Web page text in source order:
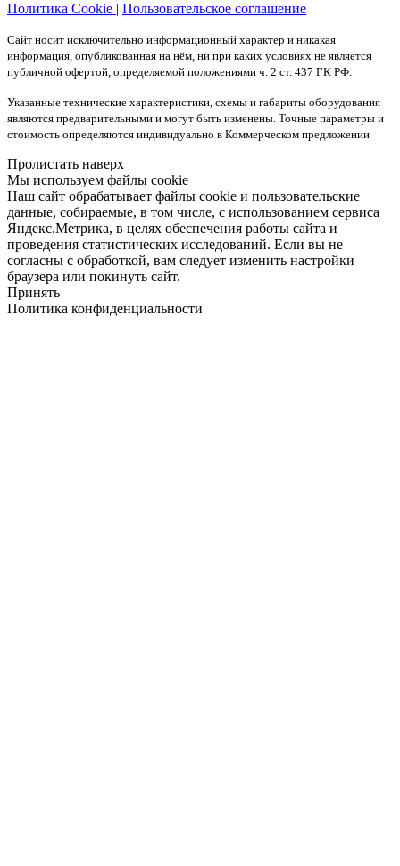
Политика Cookie | Пользовательское соглашение
Сайт носит исключительно информационный характер и никакая
информация, опубликованная на нём, ни при каких условиях не является
публичной офертой, определяемой положениями ч. 2 ст. 437 ГК РФ.
Указанные технические характеристики, схемы и габариты оборудования
являются предварительными и могут быть изменены. Точные параметры и
стоимость определяются индивидуально в Коммерческом предложении
Пролистать наверх
Мы используем файлы cookie
Наш сайт обрабатывает файлы cookie и пользовательские
данные, собираемые, в том числе, с использованием сервиса
Яндекс.Метрика, в целях обеспечения работы сайта и
проведения статистических исследований. Если вы не
согласны с обработкой, вам следует изменить настройки
браузера или покинуть сайт.
Принять
Политика конфиденциальности